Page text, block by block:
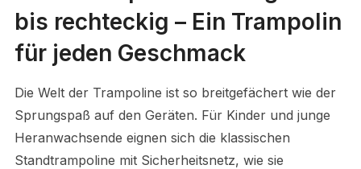
bis rechteckig – Ein Trampolin
für jeden Geschmack
Die Welt der Trampoline ist so breitgefächert wie der
Sprungspaß auf den Geräten. Für Kinder und junge
Heranwachsende eignen sich die klassischen
Standtrampoline mit Sicherheitsnetz, wie sie